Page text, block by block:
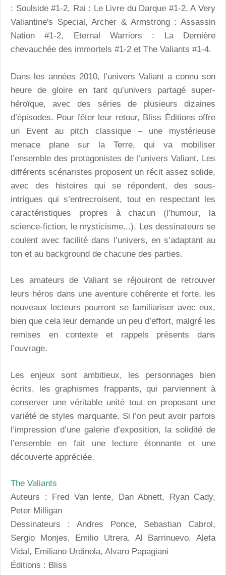
: Soulside #1-2, Rai : Le Livre du Darque #1-2, A Very
Valiantine's Special, Archer & Armstrong : Assassin
Nation #1-2, Eternal Warriors : La Dernière
chevauchée des immortels #1-2 et The Valiants #1-4.
Dans les années 2010, l’univers Valiant a connu son
heure de gloire en tant qu’univers partagé super-
héroïque, avec des séries de plusieurs dizaines
d’épisodes. Pour fêter leur retour, Bliss Éditions offre
un Event au pitch classique – une mystérieuse
menace plane sur la Terre, qui va mobiliser
l’ensemble des protagonistes de l’univers Valiant. Les
différents scénaristes proposent un récit assez solide,
avec des histoires qui se répondent, des sous-
intrigues qui s’entrecroisent, tout en respectant les
caractéristiques propres à chacun (l’humour, la
science-fiction, le mysticisme...). Les dessinateurs se
coulent avec facilité dans l’univers, en s’adaptant au
ton et au background de chacune des parties.
Les amateurs de Valiant se réjouiront de retrouver
leurs héros dans une aventure cohérente et forte, les
nouveaux lecteurs pourront se familiariser avec eux,
bien que cela leur demande un peu d’effort, malgré les
remises en contexte et rappels présents dans
l’ouvrage.
Les enjeux sont ambitieux, les personnages bien
écrits, les graphismes frappants, qui parviennent à
conserver une véritable unité tout en proposant une
variété de styles marquante. Si l’on peut avoir parfois
l’impression d’une galerie d’exposition, la solidité de
l’ensemble en fait une lecture étonnante et une
découverte appréciée.
The Valiants
Auteurs : Fred Van lente, Dan Abnett, Ryan Cady,
Peter Milligan
Dessinateurs : Andres Ponce, Sebastian Cabrol,
Sergio Monjes, Emilio Utrera, Al Barrinuevo, Aleta
Vidal, Emiliano Urdinola, Alvaro Papagiani
Éditions : Bliss